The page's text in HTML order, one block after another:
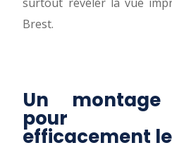
Brest.
Un montage
pour
efficacement